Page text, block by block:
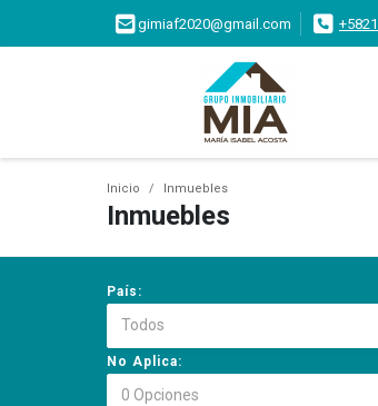
gimiaf2020@gmail.com
Inicio Inmuebles
Inmuebles
País:
Todos
No Aplica:
0 Opciones